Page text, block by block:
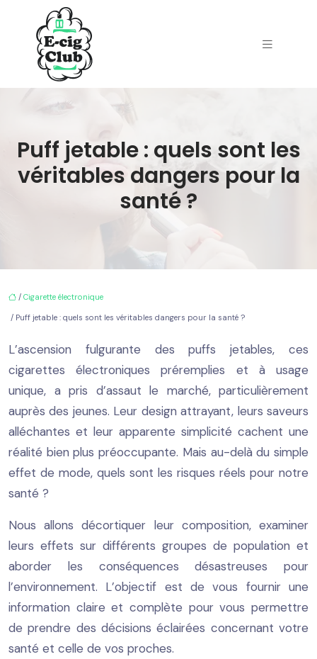
Puff jetable : quels sont les
véritables dangers pour la
santé ?
/ Cigarette électronique
/ Puff jetable : quels sont les véritables dangers pour la santé ?
L’ascension fulgurante des puffs jetables, ces
cigarettes électroniques préremplies et à usage
unique, a pris d’assaut le marché, particulièrement
auprès des jeunes. Leur design attrayant, leurs saveurs
alléchantes et leur apparente simplicité cachent une
réalité bien plus préoccupante. Mais au-delà du simple
effet de mode, quels sont les risques réels pour notre
santé ?
Nous allons décortiquer leur composition, examiner
leurs effets sur différents groupes de population et
aborder les conséquences désastreuses pour
l’environnement. L’objectif est de vous fournir une
information claire et complète pour vous permettre
de prendre des décisions éclairées concernant votre
santé et celle de vos proches.